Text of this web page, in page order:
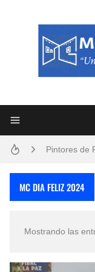
Pintores de
San
MC DIA FELIZ 2024
Mostrando las